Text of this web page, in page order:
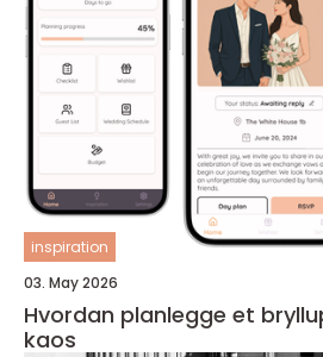
inspiration
03. May 2026
Hvordan planlegge et
kaos